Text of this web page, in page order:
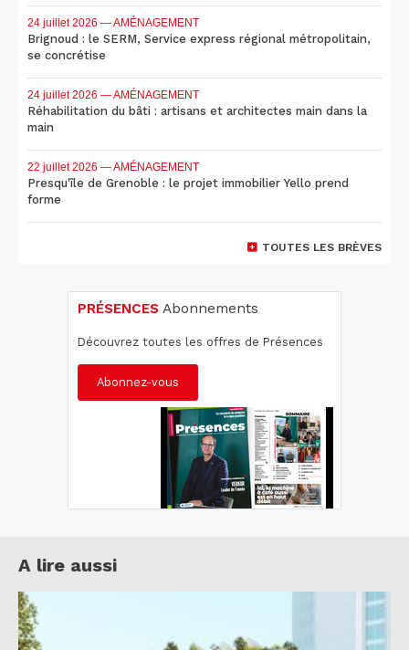
24 juillet 2026 — AMÉNAGEMENT
Brignoud : le SERM, Service express régional métropolitain,
se concrétise
24 juillet 2026 — AMÉNAGEMENT
Réhabilitation du bâti : artisans et architectes main dans la
main
22 juillet 2026 — AMÉNAGEMENT
Presqu'île de Grenoble : le projet immobilier Yello prend
forme
TOUTES LES BRÈVES
PRÉSENCES Abonnements
Découvrez toutes les offres de Présences
Abonnez-vous
A lire aussi